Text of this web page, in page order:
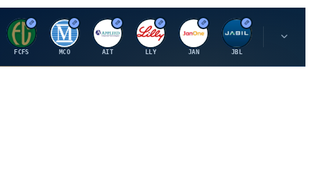
F
FCFS
M
MCO
A
AIT
E
LLY
J
JAN
J
JBL
P